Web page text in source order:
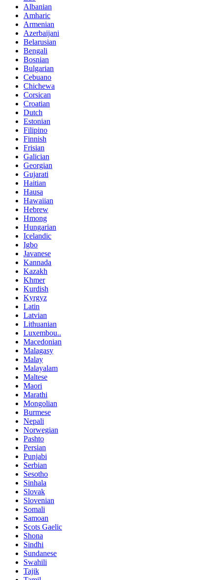
Albanian
Amharic
Armenian
Azerbaijani
Belarusian
Bengali
Bosnian
Bulgarian
Cebuano
Chichewa
Corsican
Croatian
Dutch
Estonian
Filipino
Finnish
Frisian
Galician
Georgian
Gujarati
Haitian
Hausa
Hawaiian
Hebrew
Hmong
Hungarian
Icelandic
Igbo
Javanese
Kannada
Kazakh
Khmer
Kurdish
Kyrgyz
Latin
Latvian
Lithuanian
Luxembou..
Macedonian
Malagasy
Malay
Malayalam
Maltese
Maori
Marathi
Mongolian
Burmese
Nepali
Norwegian
Pashto
Persian
Punjabi
Serbian
Sesotho
Sinhala
Slovak
Slovenian
Somali
Samoan
Scots Gaelic
Shona
Sindhi
Sundanese
Swahili
Tajik